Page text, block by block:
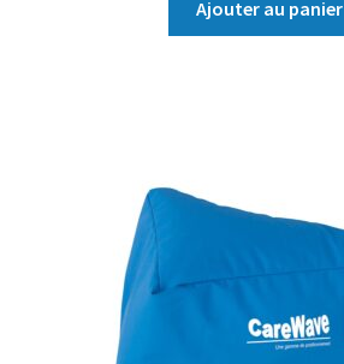
Ajouter au panier